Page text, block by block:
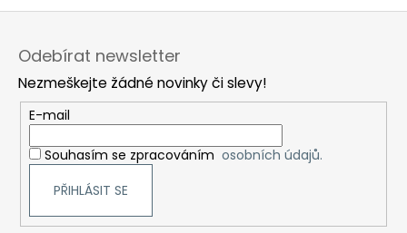
Odebírat newsletter
Nezmeškejte žádné novinky či slevy!
E-mail
Souhasím se zpracováním osobních údajů.
PŘIHLÁSIT SE